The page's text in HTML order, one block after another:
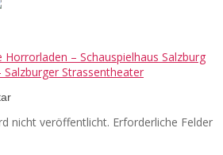
Horrorladen – Schauspielhaus Salzburg
Salzburger Strassentheater
nicht veröffentlicht. Erforderliche Felder